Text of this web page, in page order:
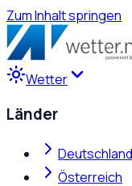
Zum Inhalt springen
Wetter
Länder
Deutschland
Österreich